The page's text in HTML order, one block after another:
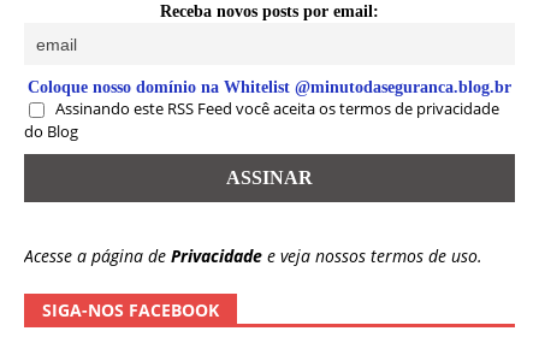
Receba novos posts por email:
Coloque nosso domínio na Whitelist @minutodaseguranca.blog.br
Assinando este RSS Feed você aceita os termos de privacidade
do Blog
Acesse a página de Privacidade e veja nossos termos de uso.
SIGA-NOS FACEBOOK